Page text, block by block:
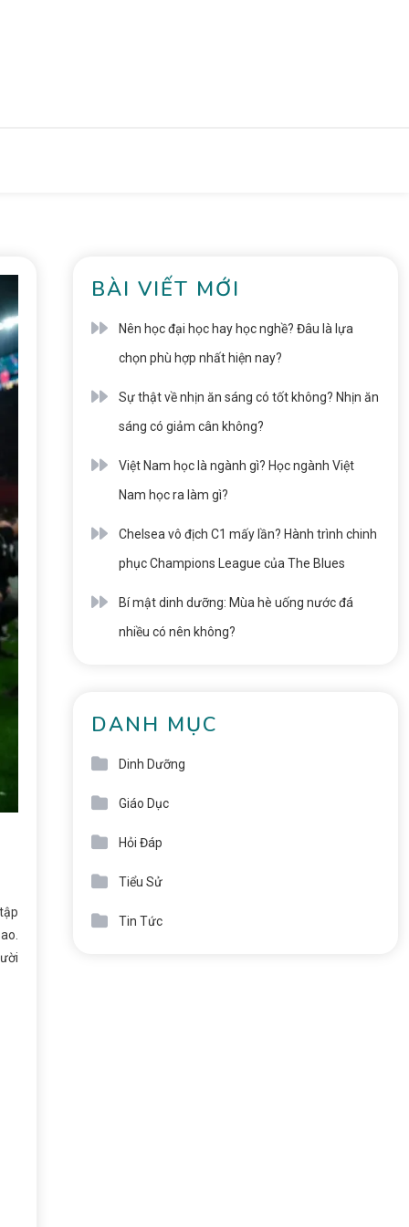
BÀI VIẾT MỚI
Nên học đại học hay học nghề? Đâu là lựa
chọn phù hợp nhất hiện nay?
Sự thật về nhịn ăn sáng có tốt không? Nhịn ăn
sáng có giảm cân không?
Việt Nam học là ngành gì? Học ngành Việt
Nam học ra làm gì?
Chelsea vô địch C1 mấy lần? Hành trình chinh
phục Champions League của The Blues
Bí mật dinh dưỡng: Mùa hè uống nước đá
nhiều có nên không?
DANH MỤC
Dinh Dưỡng
Giáo Dục
Hỏi Đáp
Tiểu Sử
Tin Tức